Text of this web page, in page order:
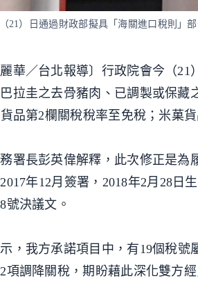
21）日通過財政部擬具「海關進口稅則」
麗華／台北報導〕行政院會今（
拉圭之去骨豬肉、已調製或保
品第2欄關稅稅率至免稅；米菓
署長彭英偉解釋，此次修正是為
年12月簽署，2018年2月28日
號決議文。
，我方承諾項目中，有19個稅
項調降關稅，期盼藉此深化雙方